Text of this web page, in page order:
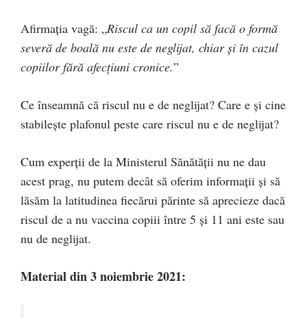
Afirmația vagă: „Riscul ca un copil să facă o formă
severă de boală nu este de neglijat, chiar și în cazul
copiilor fără afecțiuni cronice.”
Ce înseamnă că riscul nu e de neglijat? Care e și cine
stabilește plafonul peste care riscul nu e de neglijat?
Cum experții de la Ministerul Sănătății nu ne dau
acest prag, nu putem decât să oferim informații și să
lăsăm la latitudinea fiecărui părinte să aprecieze dacă
riscul de a nu vaccina copiii între 5 și 11 ani este sau
nu de neglijat.
Material din 3 noiembrie 2021: